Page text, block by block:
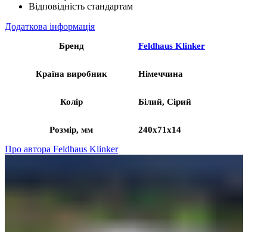
Відповідність стандартам
Додаткова інформація
Бренд Feldhaus Klinker
Країна виробник Німеччина
Колір Білий, Сірий
Розмір, мм 240x71x14
Про автора Feldhaus Klinker